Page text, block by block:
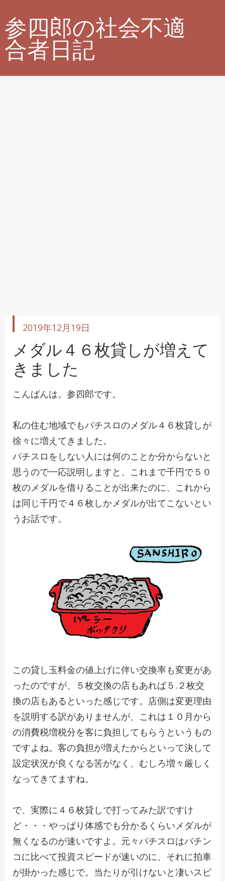
参四郎の社会不適
合者日記
投
日
2019年12月19日
メダル４６枚貸しが増えて
きました
こんばんは。参四郎です。
私の住む地域でもパチスロのメダル４６枚貸しが
徐々に増えてきました。
パチスロをしない人には何のことか分からないと
思うので一応説明しますと、これまで千円で５０
枚のメダルを借りることが出来たのに、これから
は同じ千円で４６枚しかメダルが出てこないとい
うお話です。
この貸し玉料金の値上げに伴い交換率も変更があ
ったのですが、５枚交換の店もあれば５.２枚交
換の店もあるといった感じです。店側は変更理由
を説明する訳がありませんが、これは１０月から
の消費税増税分を客に負担してもらうというもの
ですよね。客の負担が増えたからといって決して
設定状況が良くなる筈がなく、むしろ増々厳しく
なってきてますね。
で、実際に４６枚貸しで打ってみた訳ですけ
ど・・・やっぱり体感でも分かるくらいメダルが
無くなるのが速いですよ。元々パチスロはパチン
コに比べて投資スピードが速いのに、それに拍車
が掛かった感じで。当たりが引けないと凄いスピ